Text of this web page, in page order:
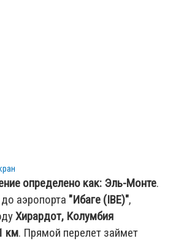
определено как: Эль-Монте.
аэропорта "Ибаге (IBE)",
Хирардот, Колумбия
км. Прямой перелет займет